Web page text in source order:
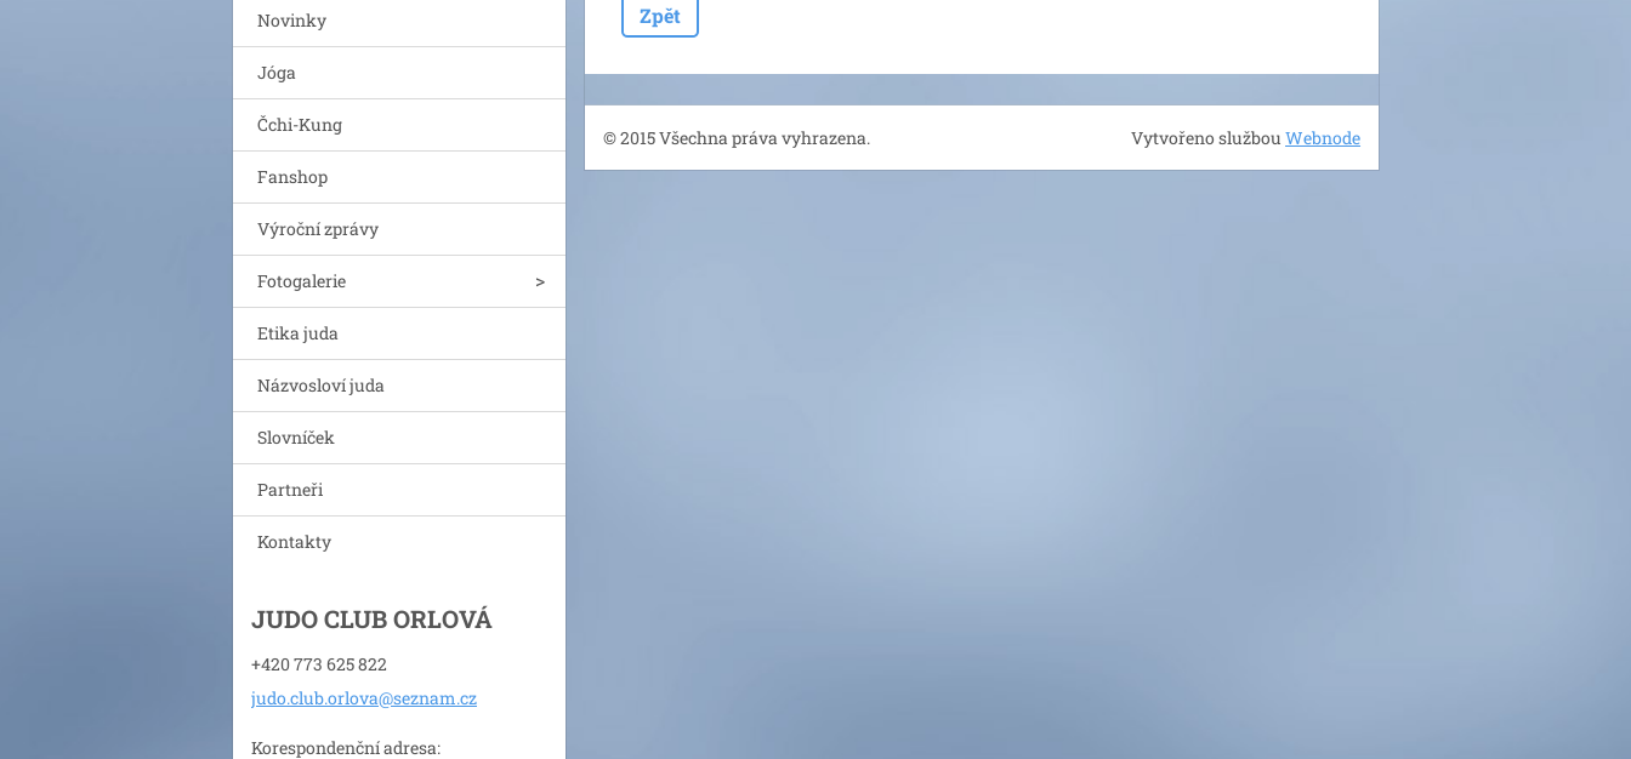
Novinky
Jóga
Čchi-Kung
Fanshop
Výroční zprávy
Fotogalerie
Etika juda
Názvosloví juda
Slovníček
Partneři
Kontakty
JUDO CLUB ORLOVÁ
+420 773 625 822
judo.club.orlova@seznam.cz
Korespondenční adresa:
Zpět
© 2015 Všechna práva vyhrazena. Vytvořeno službouWebnode